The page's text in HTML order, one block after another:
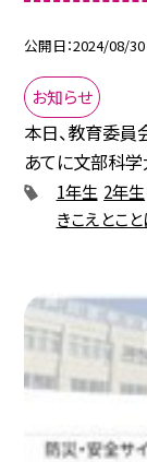
公開日 2024/08/30
お知らせ
本日、教育委員
あてに文部科
1年生 2年生
きこえとこ